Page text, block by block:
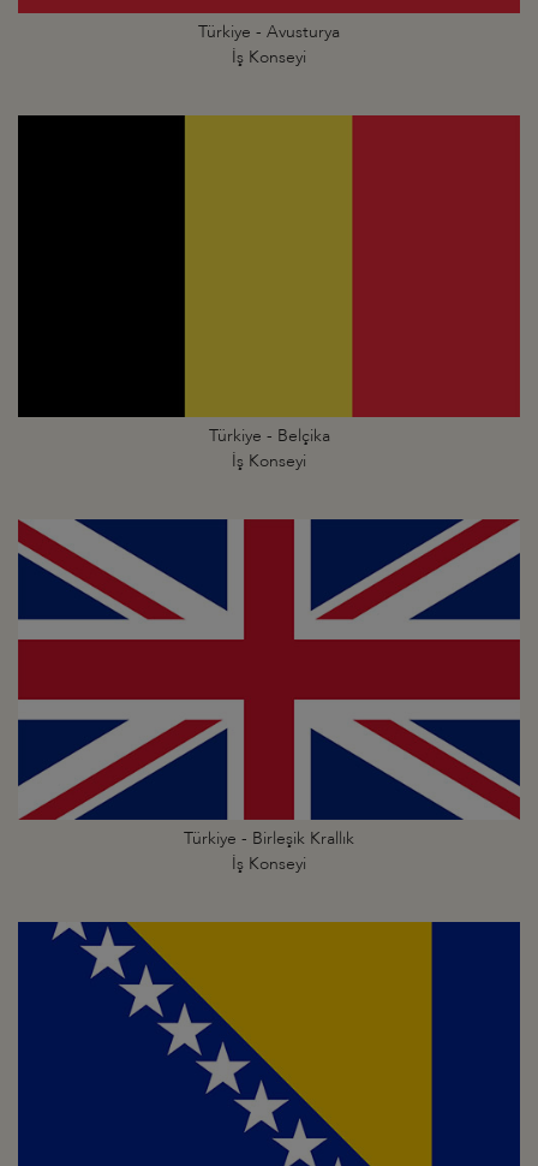
Türkiye - Avusturya
İş Konseyi
Türkiye - Belçika
İş Konseyi
Türkiye - Birleşik Krallık
İş Konseyi